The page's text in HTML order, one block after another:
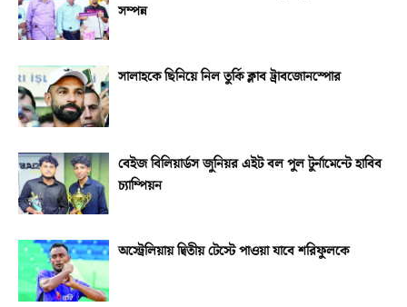
সম্পন্ন
সালাহকে ছিনিয়ে নিল তুর্কি ক্লাব ট্রাবজোনস্পোর
বেইজ বিলিয়ার্ডস জুনিয়র এইট বল পুল টুর্নামেন্টে হাবিব
চ্যাম্পিয়ন
অস্ট্রেলিয়ায় দ্বিতীয় টেস্টে পাওয়া যাবে শরিফুলকে